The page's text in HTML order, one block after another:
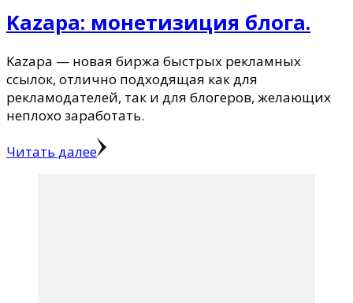
Kazapa: монетизиция блога.
Kazapa — новая биржа быстрых рекламных
ссылок, отлично подходящая как для
рекламодателей, так и для блогеров, желающих
неплохо заработать.
Читать далее